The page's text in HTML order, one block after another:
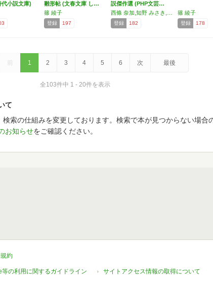
小説文庫)
雛形帖 (文春文庫 し…
篠 綾子
登録 197
説傑作選 (PHP文芸…
登録 182
篠 綾子
登録 178
前 1 2 3 4 5 6 次 最後
全103件中 1 - 20件を表示
て
索の仕組みを変更しております。検索で本が見つからない場合
お知らせをご確認ください。
約
の利用に関するガイドライン サイトアクセス情報の取得について